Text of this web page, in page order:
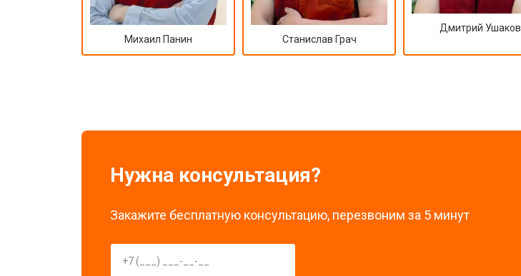
Михаил Панин Станислав Грач
Дмитрий Ушаков
Нужна консультация?
Закажите бесплатную консультацию, перезвоним за 5 минут